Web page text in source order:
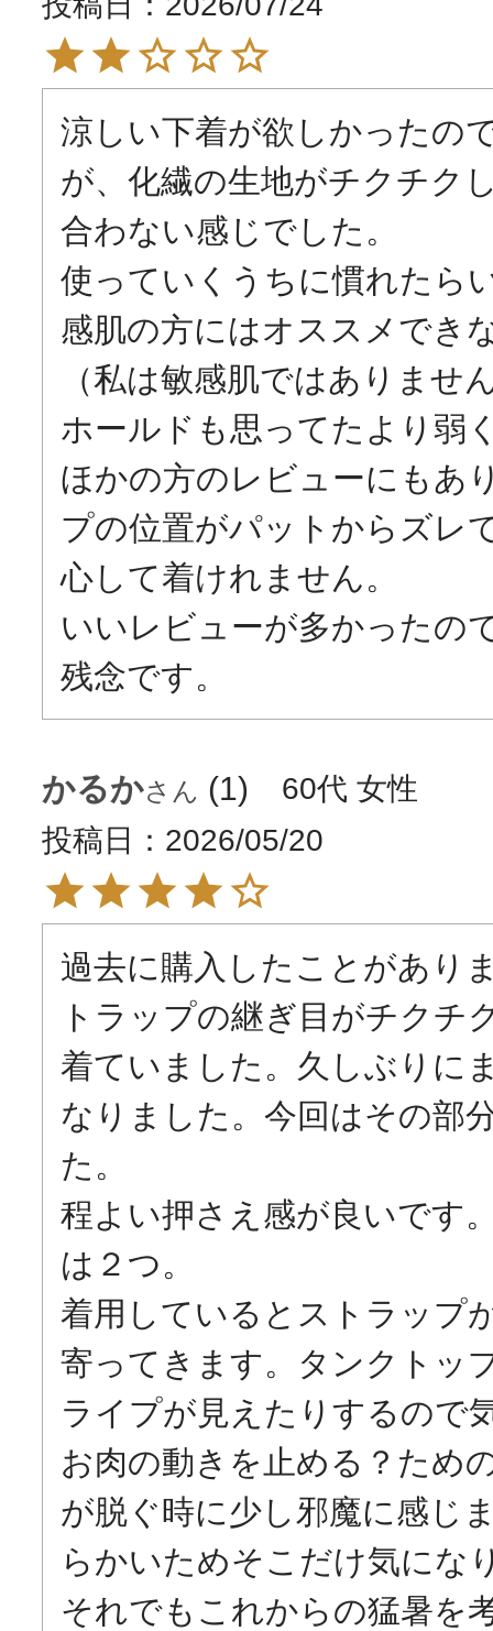
涼しい下着が欲しかったの
が、化繊の生地がチクチク
合わない感じでした。
使っていくうちに慣れたら
感肌の方にはオススメでき
（私は敏感肌ではありませ
ホールドも思ってたより弱
ほかの方のレビューにもあ
プの位置がパットからズレ
心して着けれません。
いいレビューが多かったの
残念です。
かるか 1 60代 女性
投稿日
2026/05/20
過去に購入したことがあり
トラップの継ぎ目がチクチ
着ていました。久しぶりに
なりました。今回はその部
た。
程よい押さえ感が良いです
は２つ。
着用しているとストラップ
寄ってきます。タンクトッ
ライプが見えたりするので
お肉の動きを止める？ため
が脱ぐ時に少し邪魔に感じ
らかいためそこだけ気にな
それでもこれからの猛暑を